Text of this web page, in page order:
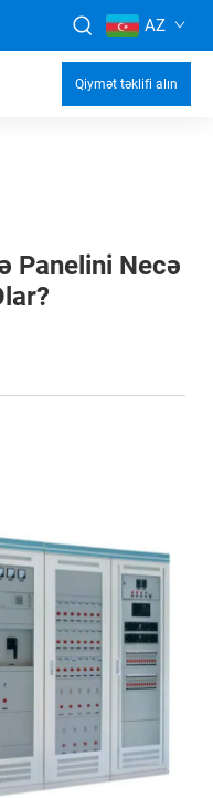
AZ
Qiymət təklifi alın
Panelini Necə